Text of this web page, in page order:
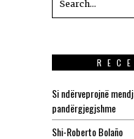
Si ndërveprojnë
pandërgjegjshme
Shi-Roberto Bolaño